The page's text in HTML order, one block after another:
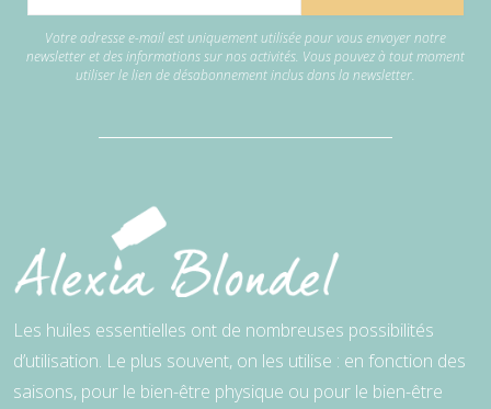
Votre adresse e-mail est uniquement utilisée pour vous envoyer notre
newsletter et des informations sur nos activités. Vous pouvez à tout moment
utiliser le lien de désabonnement inclus dans la newsletter.
Les huiles essentielles ont de nombreuses possibilités
d’utilisation. Le plus souvent, on les utilise : en fonction des
saisons, pour le bien-être physique ou pour le bien-être